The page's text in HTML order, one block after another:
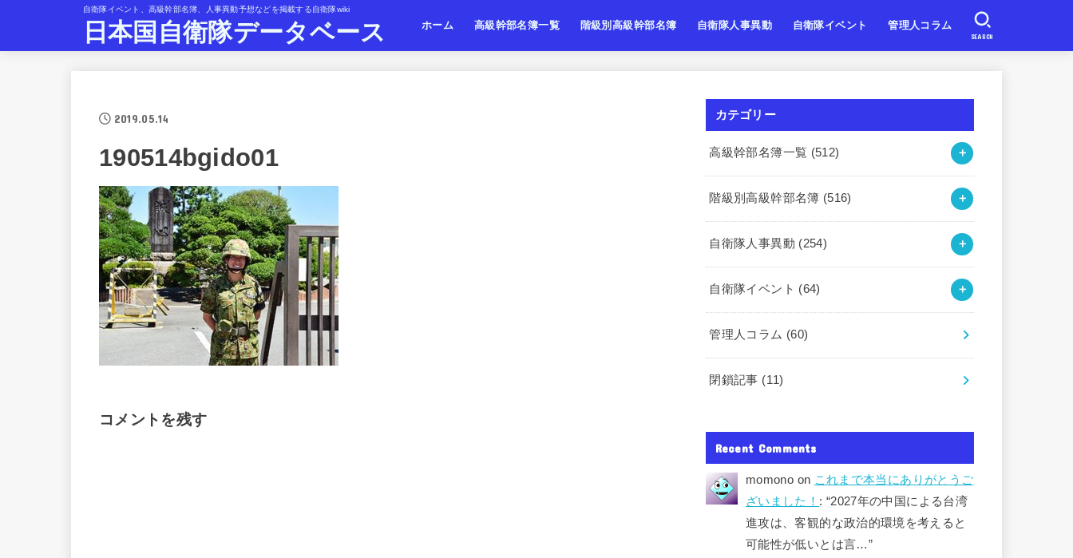
自衛隊イベント、高級幹部名簿、人事異動予想などを掲載する自衛隊wiki
日本国自衛隊データベース ホーム 高級幹部名簿一覧 階級別高級幹部名簿 自衛隊人事異動 自衛隊イベント 管理人コラム
SEARCH
2019.05.14
190514bgido01
コメントを残す
カテゴリー
高級幹部名簿一覧 (512)
階級別高級幹部名簿 (516)
自衛隊人事異動 (254)
自衛隊イベント (64)
管理人コラム (60)
閉鎖記事 (11)
Recent Comments
momono on これまで本当にありがとうご
ざいました！ : “2027年の中国による台湾
進攻は、客観的な政治的環境を考えると
可能性が低いとは言…”